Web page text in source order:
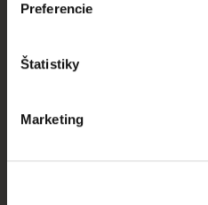
Preferencie
Štatistiky
Marketing
európskych festivalov